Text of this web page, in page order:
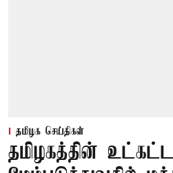
தமிழக செய்திகள்
தமிழகத்தின்